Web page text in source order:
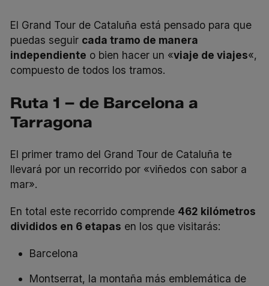
El Grand Tour de Cataluña está pensado para que
puedas seguir cada tramo de manera
independiente o bien hacer un «viaje de viajes«,
compuesto de todos los tramos.
Ruta 1 – de Barcelona a
Tarragona
El primer tramo del Grand Tour de Cataluña te
llevará por un recorrido por «viñedos con sabor a
mar».
En total este recorrido comprende 462 kilómetros
divididos en 6 etapas en los que visitarás:
Barcelona
Montserrat, la montaña más emblemática de